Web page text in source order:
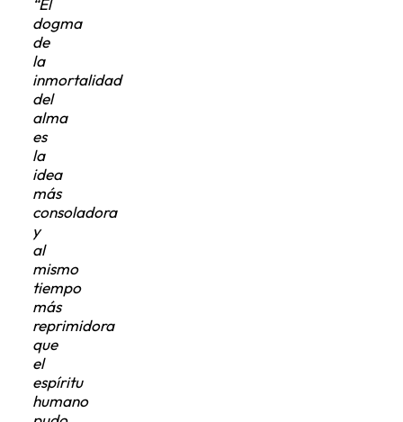
dogma
de
la
inmortalidad
del
alma
es
la
idea
más
consoladora
y
al
mismo
tiempo
más
reprimidora
que
el
espíritu
humano
pudo